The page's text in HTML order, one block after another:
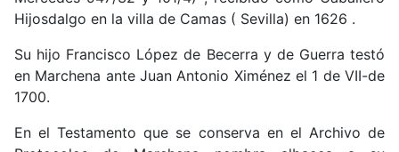
Hijosdalgo en la villa de Camas ( Sevilla) en 1626 .
Su hijo Francisco López de Becerra y de Guerra testó
en Marchena ante Juan Antonio Ximénez el 1 de VII-de
1700.
En el Testamento que se conserva en el Archivo de